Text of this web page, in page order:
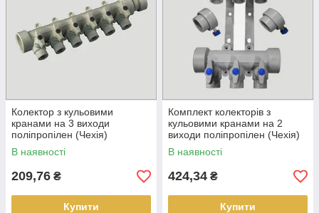
Колектор з кульовими
кранами на 3 виходи
поліпропілен (Чехія)
В наявності
209,76 ₴
Купити
Комплект колекторів з
кульовими кранами на 2
виходи поліпропілен (Чехія)
В наявності
424,34 ₴
Купити